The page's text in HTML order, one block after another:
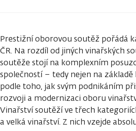
Prestižní oborovou soutěž pořádá
ČR. Na rozdíl od jiných vinařských
soutěže stojí na komplexním
společností – tedy nejen na základě
podle toho, jak svým podnikáním
rozvoji a modernizaci oboru
Vinařství soutěží ve třech
a velká vinařství. Z nich vzejde